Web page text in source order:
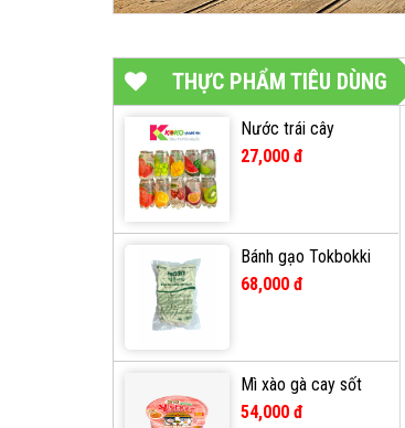
THỰC PHẨM TIÊU DÙNG
Nước trái cây
Sparkling OKF Hàn
dưa lưới, chery)
27,000 đ
Bánh gạo Tokbokki
Hàn Quốc Nori 1kg
68,000 đ
Mì xào gà cay sốt
hoa hồng Samyang
54,000 đ